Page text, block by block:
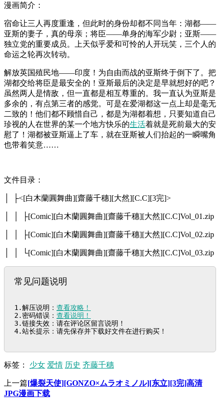
漫画简介：
宿命让三人再度重逢，但此时的身份却都不同当年：湖都——
亚斯的妻子，真的母亲；将臣——单身的海军少尉；亚斯——
独立党的重要成员。上天似乎爱和可怜的人开玩笑，三个人的
命运之轮再次转动。
解放英国殖民地——印度！为自由而战的亚斯终于倒下了。把
湖都交给将臣是最安全的！亚斯最后的决定是早就想好的吧？
虽然两人是情敌，但一直都是相互尊重的。我一直认为亚斯是
多余的，有点第三者的感觉。可是在爱湖都这一点上却是毫无
二致的！他们都不顾惜自己，都是为湖都着想，只要知道自己
珍视的人在世界的某一个地方快乐的生活着就是死前最大的安
慰了！湖都被亚斯逼上了车，就在亚斯被人们抬起的一瞬嘴角
也带着笑意……
文件目录：
│ ├<[白木蘭圓舞曲][齋藤千穗][大然][C.C][3完]>
│ │ ├[Comic][白木蘭圓舞曲][齋藤千穗][大然][C.C]Vol_01.zip
│ │ ├[Comic][白木蘭圓舞曲][齋藤千穗][大然][C.C]Vol_02.zip
│ │ └[Comic][白木蘭圓舞曲][齋藤千穗][大然][C.C]Vol_03.zip
常见问题说明
1.解压说明： 查看攻略！
2.密码错误： 查看说明！
3.链接失效：请在评论区留言说明！
4.站长提示：请先保存并下载好文件在进行购买！
标签： 少女 爱情 历史 齐藤千穗
上一篇[爆裂天使][GONZO×ムラオミノル][东立][3完]高清
JPG漫画下载